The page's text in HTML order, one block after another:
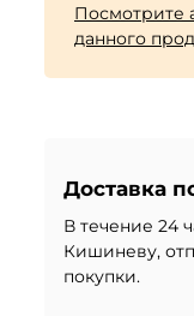
Посмотрите
данного
Доставка
В течение 24
Кишиневу,
покупки.